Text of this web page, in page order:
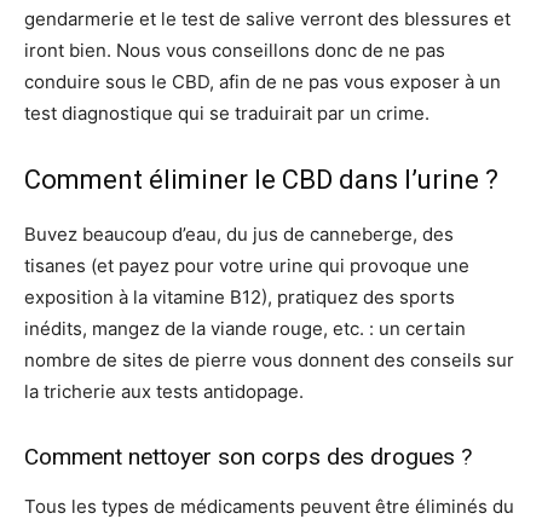
gendarmerie et le test de salive verront des blessures et
iront bien. Nous vous conseillons donc de ne pas
conduire sous le CBD, afin de ne pas vous exposer à un
test diagnostique qui se traduirait par un crime.
Comment éliminer le CBD dans l’urine ?
Buvez beaucoup d’eau, du jus de canneberge, des
tisanes (et payez pour votre urine qui provoque une
exposition à la vitamine B12), pratiquez des sports
inédits, mangez de la viande rouge, etc. : un certain
nombre de sites de pierre vous donnent des conseils sur
la tricherie aux tests antidopage.
Comment nettoyer son corps des drogues ?
Tous les types de médicaments peuvent être éliminés du